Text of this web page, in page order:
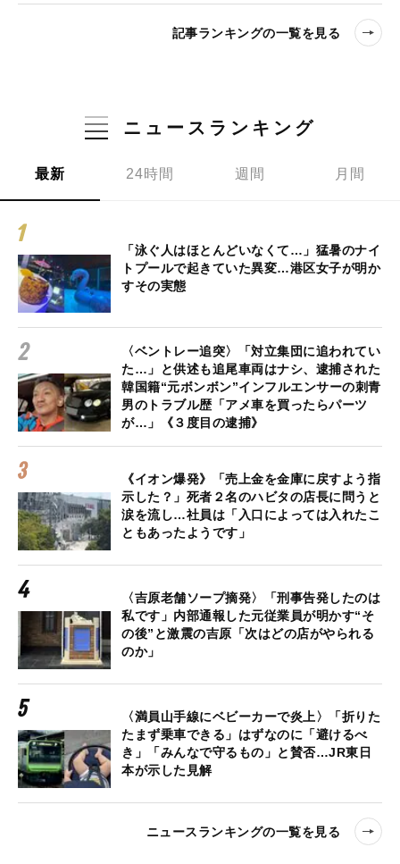
記事ランキングの一覧を見る
ニュースランキング
最新 24時間 週間 月間
「泳ぐ人はほとんどいなくて…」猛暑のナイ
トプールで起きていた異変…港区女子が明か
すその実態
〈ベントレー追突〉「対立集団に追われてい
た…」と供述も追尾車両はナシ、逮捕された
韓国籍“元ボンボン”インフルエンサーの刺青
男のトラブル歴「アメ車を買ったらパーツ
が…」《３度目の逮捕》
《イオン爆発》「売上金を金庫に戻すよう指
示した？」死者２名のハビタの店長に問うと
涙を流し…社員は「入口によっては入れたこ
ともあったようです」
〈吉原老舗ソープ摘発〉「刑事告発したのは
私です」内部通報した元従業員が明かす“そ
の後”と激震の吉原「次はどの店がやられる
のか」
〈満員山手線にベビーカーで炎上〉「折りた
たまず乗車できる」はずなのに「避けるべ
き」「みんなで守るもの」と賛否…JR東日
本が示した見解
ニュースランキングの一覧を見る